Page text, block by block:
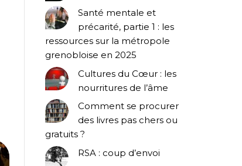
Santé mentale et
précarité, partie 1 : les
ressources sur la métropole
grenobloise en 2025
Cultures du Cœur : les
nourritures de l’âme
Comment se procurer
des livres pas chers ou
gratuits ?
RSA : coup d’envoi